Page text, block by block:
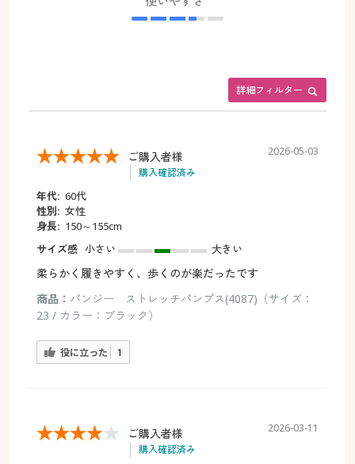
詳細フィルター
ご購入者様
購入確認済み
2026-05-03
年代: 60代
性別: 女性
身長: 150～155cm
サイズ感 小さい 大きい
柔らかく履きやすく、歩くのが楽だったです
商品： パンジー ストレッチパンプス(4087)（サイズ：
23 / カラー：ブラック）
役に立った 1
ご購入者様
購入確認済み
2026-03-11